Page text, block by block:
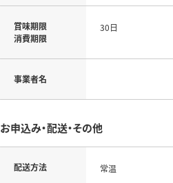
賞味期限
消費期限
30日
事業者名
お申込み・配送・その他
配送方法 常温